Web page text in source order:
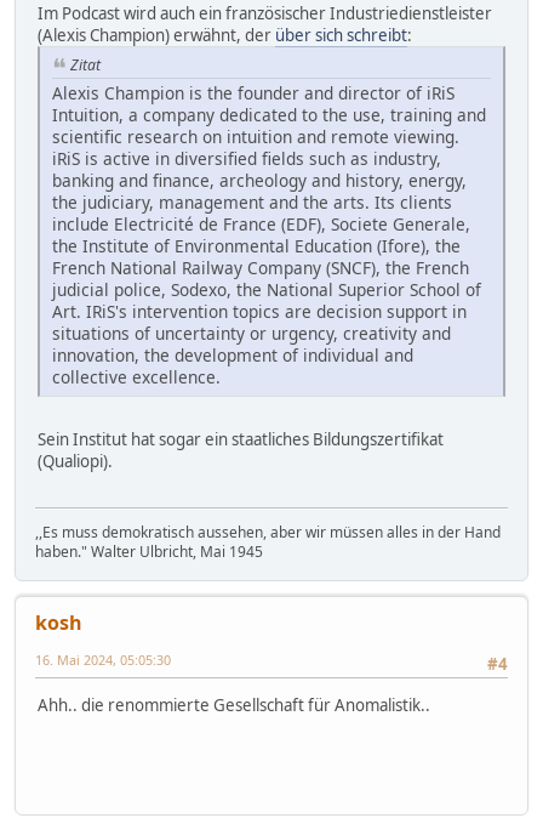
Im Podcast wird auch ein französischer Industriedienstleister
(Alexis Champion) erwähnt, der über sich schreibt:
Zitat
Alexis Champion is the founder and director of iRiS
Intuition, a company dedicated to the use, training and
scientific research on intuition and remote viewing.
iRiS is active in diversified fields such as industry,
banking and finance, archeology and history, energy,
the judiciary, management and the arts. Its clients
include Electricité de France (EDF), Societe Generale,
the Institute of Environmental Education (Ifore), the
French National Railway Company (SNCF), the French
judicial police, Sodexo, the National Superior School of
Art. IRiS's intervention topics are decision support in
situations of uncertainty or urgency, creativity and
innovation, the development of individual and
collective excellence.
Sein Institut hat sogar ein staatliches Bildungszertifikat
(Qualiopi).
,,Es muss demokratisch aussehen, aber wir müssen alles in der Hand
haben." Walter Ulbricht, Mai 1945
kosh
#4
16. Mai 2024, 05:05:30
Ahh.. die renommierte Gesellschaft für Anomalistik..